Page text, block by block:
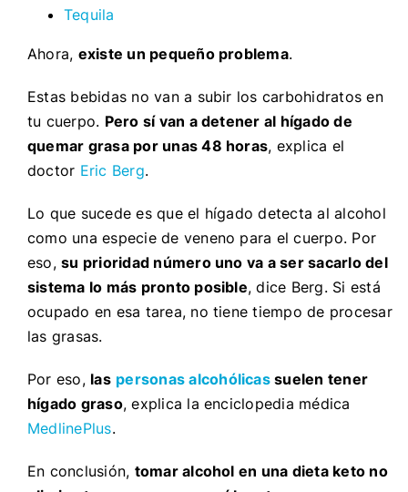
Tequila
Ahora, existe un pequeño problema.
Estas bebidas no van a subir los carbohidratos en
tu cuerpo. Pero sí van a detener al hígado de
quemar grasa por unas 48 horas, explica el
doctor Eric Berg.
Lo que sucede es que el hígado detecta al alcohol
como una especie de veneno para el cuerpo. Por
eso,su prioridad número uno va a ser sacarlo del
sistema lo más pronto posible, dice Berg. Si está
ocupado en esa tarea, no tiene tiempo de procesar
las grasas.
Por eso, las personas alcohólicassuelen tener
hígado graso, explica la enciclopedia médica
MedlinePlus.
En conclusión, tomar alcohol en una dieta keto no